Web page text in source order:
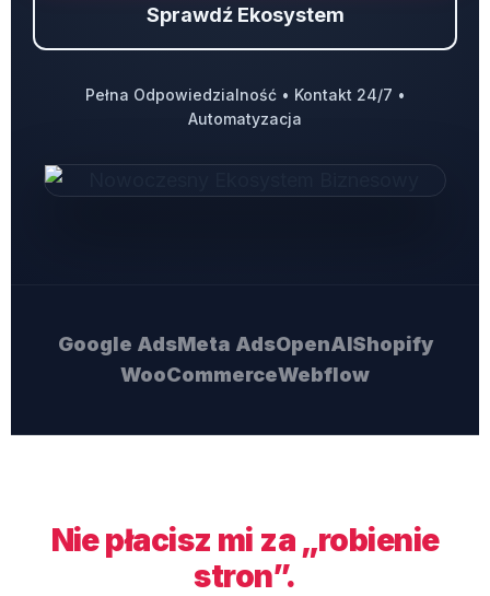
Sprawdź Ekosystem
Pełna Odpowiedzialność • Kontakt 24/7 •
Automatyzacja
Google AdsMeta AdsOpenAIShopify
WooCommerceWebflow
Nie płacisz mi za „robienie
stron”.